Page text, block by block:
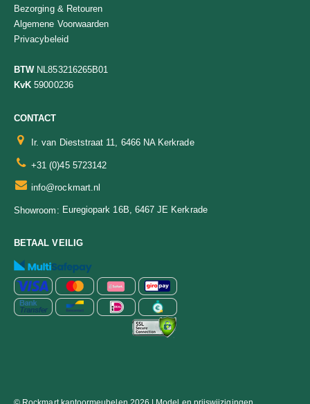
Bezorging & Retouren
Algemene Voorwaarden
Privacybeleid
BTWNL853216265B01
KvK 59000236
CONTACT
Ir. van Dieststraat 11, 6466 NA Kerkrade
+31 (0)45 5723142
info@rockmart.nl
Showroom: Euregiopark 16B, 6467 JE Kerkrade
BETAAL VEILIG